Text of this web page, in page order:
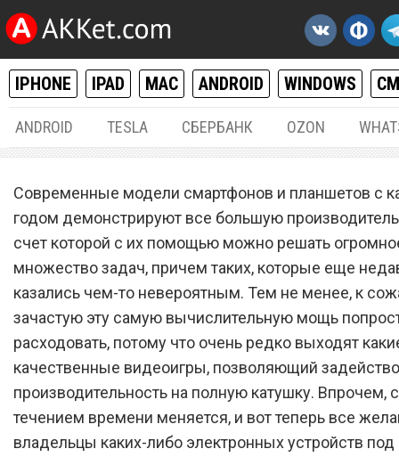
IPHONE IPAD MAC ANDROID WINDOWS
ANDROID TESLA СБЕРБАНК OZON
Grand Theft Auto V стала
доступна для Android и
Современные модели смартфонов и планшетов с
годом демонстрируют все большую
счет которой с их помощью можно решать
множество задач, причем таких, которые еще
казались чем-то невероятным. Тем не менее, к
зачастую эту самую вычислительную мощь
расходовать, потому что очень редко выходят
качественные видеоигры, позволяющий
производительность на полную катушку. Впрочем,
течением времени меняется, и вот теперь все
владельцы каких-либо электронных устройств под